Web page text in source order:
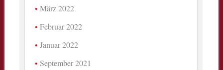
März 2022
Februar 2022
Januar 2022
September 2021